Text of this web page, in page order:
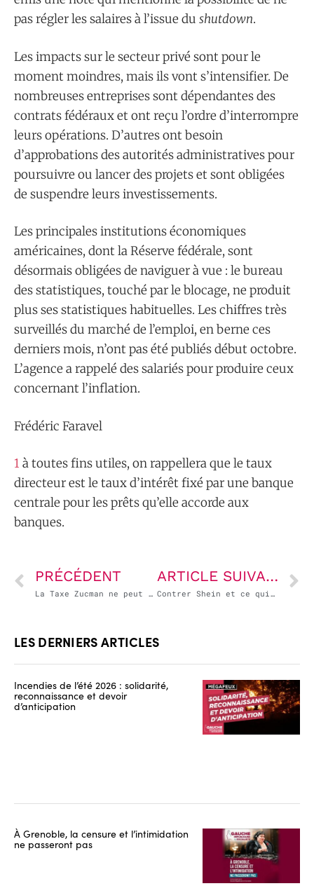
pas régler les salaires à l’issue du shutdown.
Les impacts sur le secteur privé sont pour le
moment moindres, mais ils vont s’intensifier. De
nombreuses entreprises sont dépendantes des
contrats fédéraux et ont reçu l’ordre d’interrompre
leurs opérations. D’autres ont besoin
d’approbations des autorités administratives pour
poursuivre ou lancer des projets et sont obligées
de suspendre leurs investissements.
Les principales institutions économiques
américaines, dont la Réserve fédérale, sont
désormais obligées de naviguer à vue : le bureau
des statistiques, touché par le blocage, ne produit
plus ses statistiques habituelles. Les chiffres très
surveillés du marché de l’emploi, en berne ces
derniers mois, n’ont pas été publiés début octobre.
L’agence a rappelé des salariés pour produire ceux
concernant l’inflation.
Frédéric Faravel
1 à toutes fins utiles, on rappellera que le taux
directeur est le taux d’intérêt fixé par une banque
centrale pour les prêts qu’elle accorde aux
banques.
PRÉCÉDENT
La Taxe Zucman ne peut être l’alpha et l’oméga d’une politique économique, mais elle est nécessaire !
ARTICLE SUIVANT
Contrer Shein et ce qui l’a permis
LES DERNIERS ARTICLES
Incendies de l’été 2026 : solidarité,
reconnaissance et devoir
d’anticipation
À Grenoble, la censure et l’intimidation
ne passeront pas